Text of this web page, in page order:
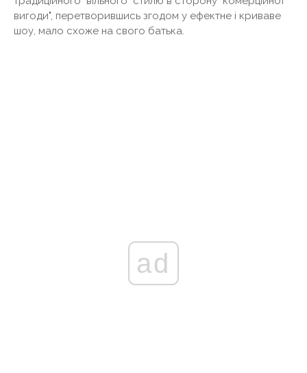
вигоди", перетворившись згодом у ефектне і криваве
шоу, мало схоже на свого батька.
ad